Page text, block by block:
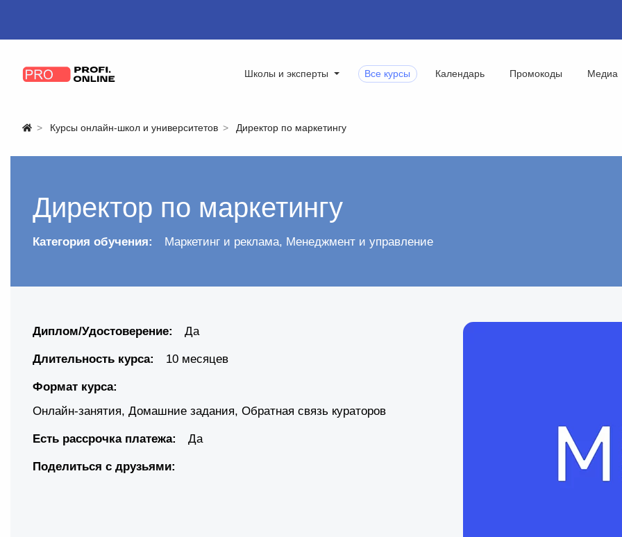
Школы и эксперты Все курсы Календарь Промокоды Медиа
Курсы онлайн-школ и университетов Директор по маркетингу
Директор по маркетингу
Категория обучения: Маркетинг и реклама, Менеджмент и управление
Диплом/Удостоверение: Да
Длительность курса: 10 месяцев
Формат курса:
Онлайн-занятия, Домашние задания, Обратная связь кураторов
Есть рассрочка платежа: Да
Поделиться с друзьями: